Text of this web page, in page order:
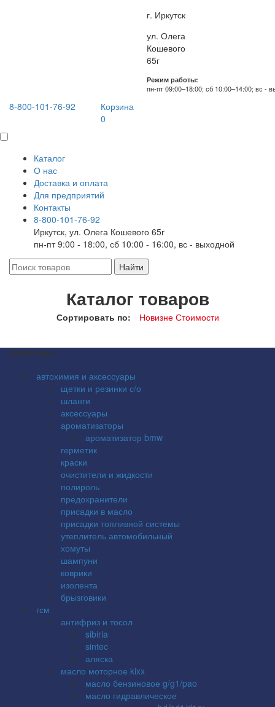
г. Иркутск
ул. Олега
Кошевого
65г
Режим работы:
пн-пт 09:00–18:00; сб 10:00–14:00; вс -
8-800-101-76-92
Корзина
0
Каталог
О нас
Доставка и оплата
Для предприятий
Контакты
8-800-101-76-92
Иркутск, ул. Олега Кошевого 65г
пн-пт 9:00 - 18:00, сб 10:00 - 16:00, вс - выходной
Каталог товаров
Сортировать по: Новизне Стоимости
Категории
автохимия и аксессуары
щетки и резинки с/о
шланги
аксессуары
ароматизаторы
ароматизатор bmw
герметик
краски
очистители и жидкости
полироль
предохранители
присадки в масло
присадки топливной системы
утеплитель автомобильный
хомуты
шампуни
коврики
изолента
брызговики
гсм
антифриз и тосол
sibiria
sintec
аляска
масло моторное kixx
масло бензиновое g/g1/pao
масло гидравлическое